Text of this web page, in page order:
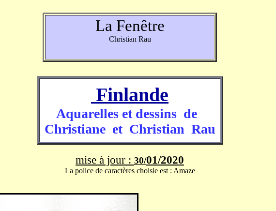
La Fenêtre
Christian Rau
Finlande
Aquarelles et dessins de
Christiane et Christian Rau
mise à jour : 30/01/2020
La police de caractères choisie est : Amaze